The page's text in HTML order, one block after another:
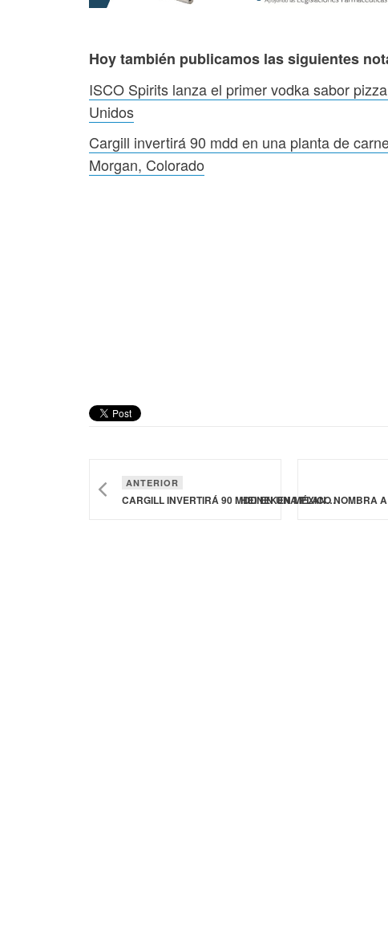
Hoy también publicamos las siguientes
ISCO Spirits lanza el primer vodka sabor
Unidos
Cargill invertirá 90 mdd en una planta de
Morgan, Colorado
ANTERIOR
CARGILL INVERTIRÁ 90 MDD EN UNA PLANTA DE CARNE DE RES EN FORT MORGAN, COLORADO